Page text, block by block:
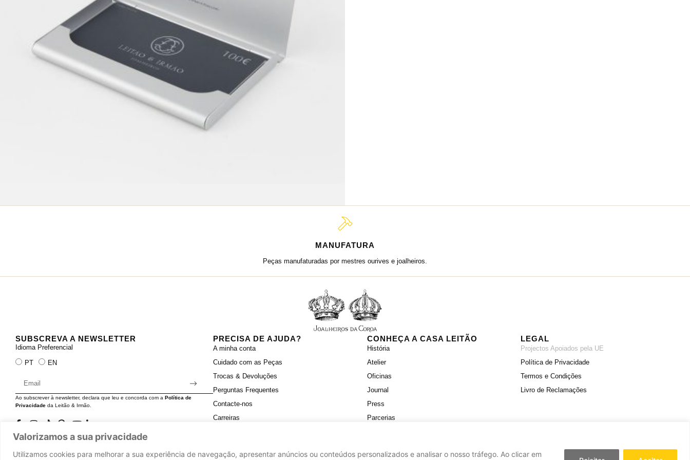
Valorizamos a sua privacidade
Utilizamos cookies para melhorar a sua experiência de navegação, apresentar anúncios ou conteúdos personalizados e analisar o nosso tráfego. Ao clicar em
MANUFATURA
Peças manufaturadas por mestres ourives e joalheiros.
SUBSCREVA A NEWSLETTER
Idioma Preferencial
PT EN
Ao subscrever à newsletter, declara que leu e concorda com a Política de
Privacidade da Leitão & Irmão.
PRECISA DE AJUDA?
A minha conta
Cuidado com as Peças
Trocas & Devoluções
Perguntas Frequentes
Contacte-nos
Carreiras
CONHEÇA A CASA LEITÃO
História
Atelier
Oficinas
Journal
Press
Parcerias
LEGAL
Projectos Apoiados pela UE
Política de Privacidade
Termos e Condições
Livro de Reclamações